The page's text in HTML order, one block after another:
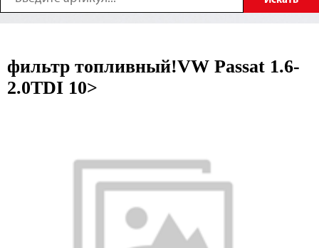
фильтр топливный!VW Passat 1.6-
2.0TDI 10>